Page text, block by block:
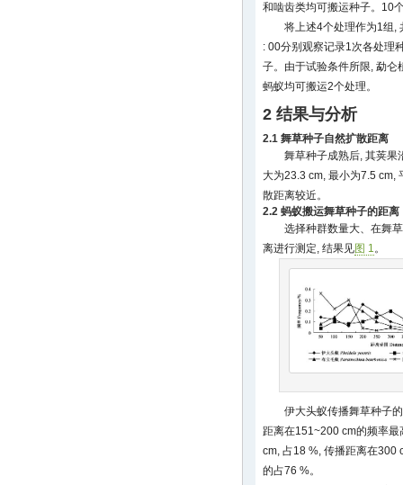
和啮齿类均可搬运种子。10
将上述4个处理作为1组,
: 00分别观察记录1次各处理
子。由于试验条件所限, 勐仑
蚂蚁均可搬运2个处理。
2 结果与分析
2.1 舞草种子自然扩散距离
舞草种子成熟后, 其荚果
大为23.3 cm, 最小为7.5 cm,
散距离较近。
2.2 蚂蚁搬运舞草种子的距离
选择种群数量大、在舞
离进行测定, 结果见图 1。
伊大头蚁传播舞草种子
距离在151~200 cm的频率
cm, 占18 %, 传播距离在300
的占76 %。